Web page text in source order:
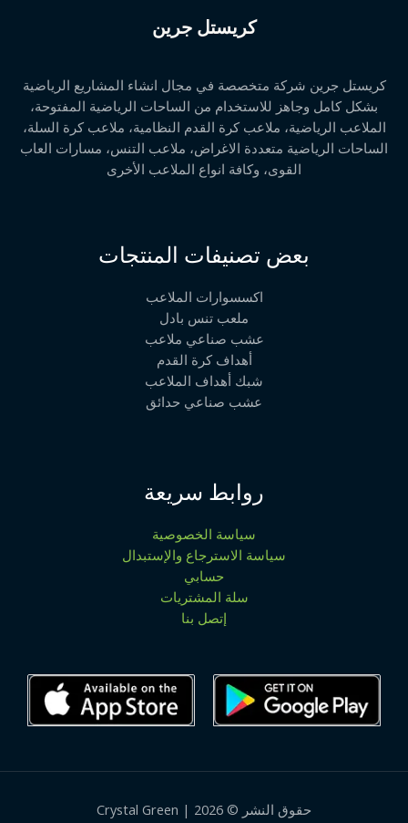
كريستل جرين
كريستل جرين شركة متخصصة في مجال انشاء المشاريع الرياضية
بشكل كامل وجاهز للاستخدام من الساحات الرياضية المفتوحة،
الملاعب الرياضية، ملاعب كرة القدم النظامية، ملاعب كرة السلة،
الساحات الرياضية متعددة الاغراض، ملاعب التنس، مسارات العاب
القوى، وكافة انواع الملاعب الأخرى
بعض تصنيفات المنتجات
اكسسوارات الملاعب
ملعب تنس بادل
عشب صناعي ملاعب
أهداف كرة القدم
شبك أهداف الملاعب
عشب صناعي حدائق
روابط سريعة
سياسة الخصوصية
سياسة الاسترجاع والإستبدال
حسابي
سلة المشتريات
إتصل بنا
حقوق النشر © 2026 | Crystal Green